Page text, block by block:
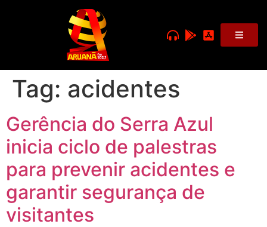
Tag: acidentes
Gerência do Serra Azul
inicia ciclo de palestras
para prevenir acidentes e
garantir segurança de
visitantes